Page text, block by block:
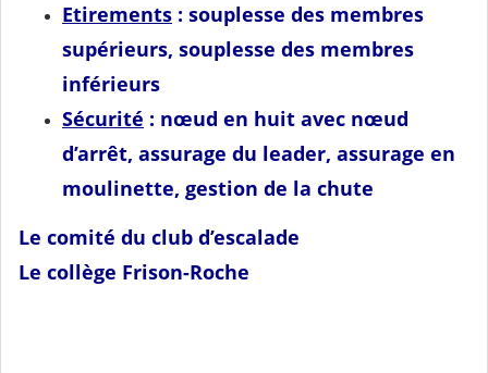
Etirements : souplesse des membres
supérieurs, souplesse des membres
inférieurs
Sécurité : nœud en huit avec nœud
d’arrêt, assurage du leader, assurage en
moulinette, gestion de la chute
Le comité du club d’escalade
Le collège Frison-Roche